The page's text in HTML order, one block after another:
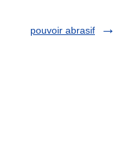
pouvoir abrasif